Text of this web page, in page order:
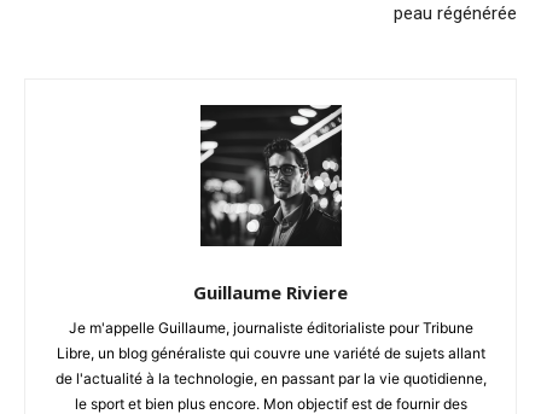
peau régénérée
Guillaume Riviere
Je m'appelle Guillaume, journaliste éditorialiste pour Tribune
Libre, un blog généraliste qui couvre une variété de sujets allant
de l'actualité à la technologie, en passant par la vie quotidienne,
le sport et bien plus encore. Mon objectif est de fournir des